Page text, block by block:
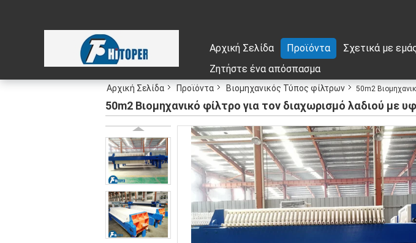
Αρχική Σελίδα Προϊόντα Σχετικά με
Ζητήστε ένα απόσπασμα
Αρχική Σελίδα Προϊόντα Βιομηχανικός Τύπος φίλτρων 50m2
50m2 Βιομηχανικό φίλτρο για τον διαχωρισμό λαδιού με